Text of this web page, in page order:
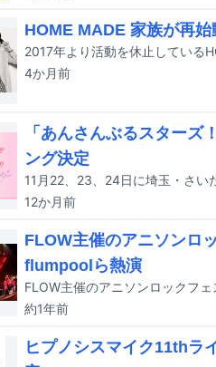
HOME MADE 家族が再
2017年より活動を休止している
4か月前
「あんさんぶるスター
ング決定
12か月前
FLOW主催のアニソンロ
flumpoolら熱演
約1年前
ヒプノシスマイク11thラ